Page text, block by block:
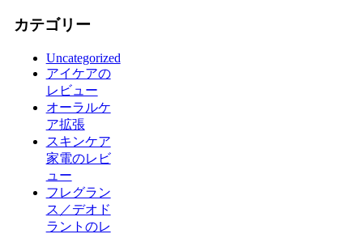
カテゴリー
Uncategorized
アイケアの
レビュー
オーラルケ
ア拡張
スキンケア
家電のレビ
ュー
フレグラン
ス／デオド
ラントのレ